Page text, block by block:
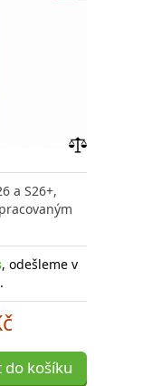
a S26+,
, odešleme v
do košíku